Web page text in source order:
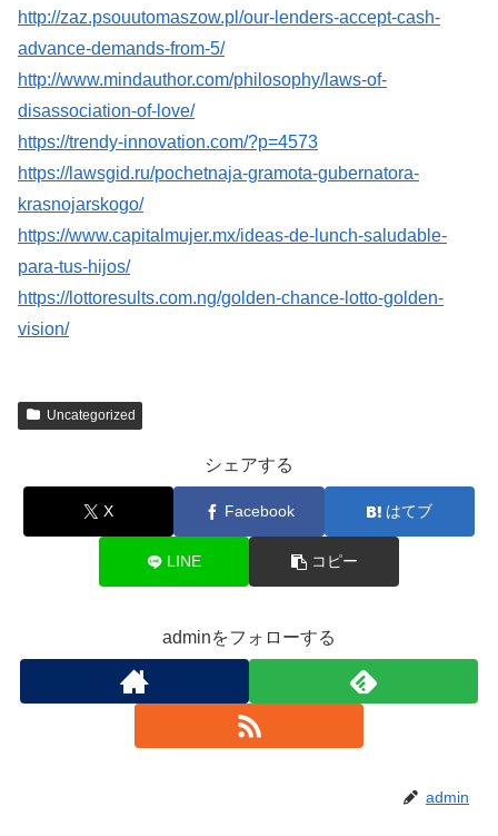
http://zaz.psouutomaszow.pl/our-lenders-accept-cash-
advance-demands-from-5/
http://www.mindauthor.com/philosophy/laws-of-
disassociation-of-love/
https://trendy-innovation.com/?p=4573
https://lawsgid.ru/pochetnaja-gramota-gubernatora-
krasnojarskogo/
https://www.capitalmujer.mx/ideas-de-lunch-saludable-
para-tus-hijos/
https://lottoresults.com.ng/golden-chance-lotto-golden-
vision/
Uncategorized
シェアする
X Facebook はてブ
LINE コピー
adminをフォローする
admin